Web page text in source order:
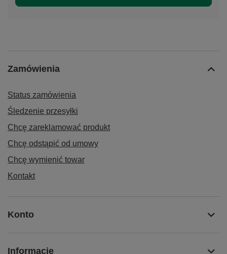
Zamówienia
Status zamówienia
Śledzenie przesyłki
Chcę zareklamować produkt
Chcę odstąpić od umowy
Chcę wymienić towar
Kontakt
Konto
Informacje